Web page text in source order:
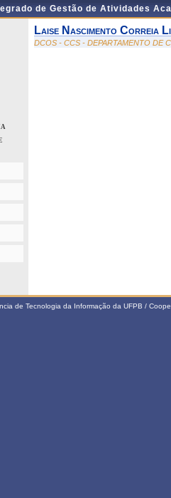
de Gestão de Atividades
Laise Nascimento Correia
DCOS - CCS - DEPARTAMENTO DE
de Tecnologia da Informação da UFPB /